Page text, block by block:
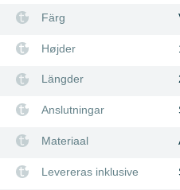
Färg
Højder
Längder
Anslutningar
Materiaal
Levereras inklusive